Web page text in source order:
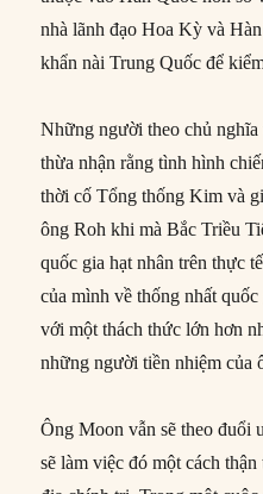
nhà lãnh đạo Hoa Kỳ và
khẩn nài Trung Quốc để
Những người theo chủ
thừa nhận rằng tình hình
thời cố Tổng thống Kim và
ông Roh khi mà Bắc Triều
quốc gia hạt nhân trên thực
của mình về thống nhất
với một thách thức lớn hơn
những người tiền nhiệm của
Ông Moon vẫn sẽ theo đuổi
sẽ làm việc đó một cách